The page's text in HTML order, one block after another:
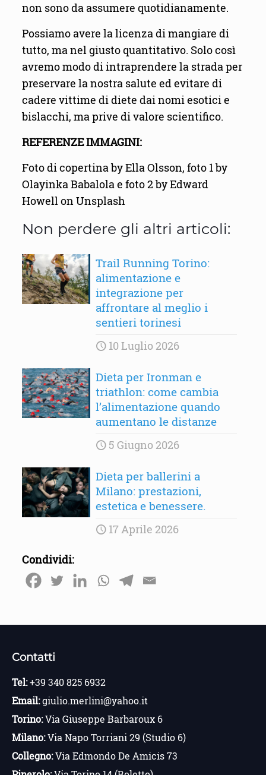
non sono da assumere quotidianamente.
Possiamo avere la licenza di mangiare di
tutto, ma nel giusto quantitativo. Solo così
avremo modo di intraprendere la strada per
preservare la nostra salute ed evitare di
cadere vittime di diete dai nomi esotici e
bislacchi, ma prive di valore scientifico.
REFERENZE IMMAGINI:
Foto di copertina by Ella Olsson, foto 1 by
Olayinka Babalola e foto 2 by Edward
Howell on Unsplash
Non perdere gli altri articoli:
Trail Running Torino:
alimentazione e
integrazione per
affrontare al meglio i
sentieri torinesi
10 Luglio 2026
Dieta per Ironman e
triathlon: come cambia
l’alimentazione quando
aumentano le distanze
5 Giugno 2026
Dieta per ballerini a
Milano: prestazioni,
estetica e benessere.
17 Aprile 2026
Condividi:
Contatti
Tel:+39 340 825 6932
Email:giulio.merlini@yahoo.it
Torino:Via Giuseppe Barbaroux 6
Milano:Via Napo Torriani 29 (Studio 6)
Collegno:Via Edmondo De Amicis 73